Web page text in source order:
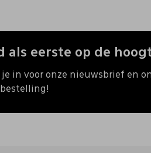
als eerste op de
in voor onze nieuwsbrief en